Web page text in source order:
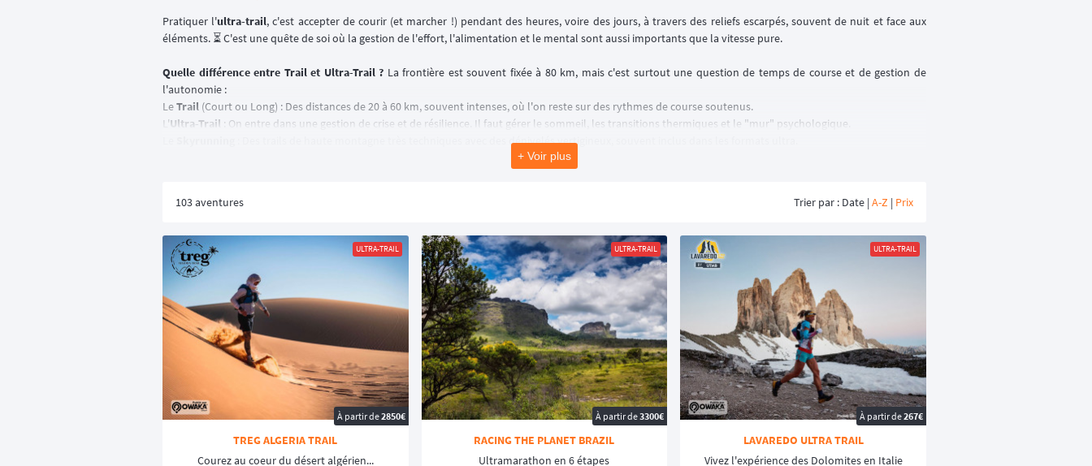
Pratiquer l'ultra-trail, c'est accepter de courir (et marcher !) pendant des heures, voire des jours, à travers des reliefs escarpés, souvent de nuit et face aux
éléments. ⏳ C'est une quête de soi où la gestion de l'effort, l'alimentation et le mental sont aussi importants que la vitesse pure.
Quelle différence entre Trail et Ultra-Trail ? La frontière est souvent fixée à 80 km, mais c'est surtout une question de temps de course et de gestion de
l'autonomie :
LeTrail (Court ou Long) : Des distances de 20 à 60 km, souvent intenses, où l'on reste sur des rythmes de course soutenus.
L'Ultra-Trail : On entre dans une gestion de crise et de résilience. Il faut gérer le sommeil, les transitions thermiques et le "mur" psychologique.
: Des trails de haute montagne très techniques avec des dénivelés vertigineux, souvent inclus dans les formats ultra.
🏔️Les Grands Sommets : Alpes, Pyrénées, Réunion
Retrouvez les épreuves qui font rêver tous les traileurs : des traversées de massifs mythiques, des courses à fort dénivelé positif (D+) et des sentiers
techniques qui offrent des panoramas à couper le souffle.
🏜️ Les Raids en étapes et Déserts
L'ultra-trail se décline aussi en format raid par étapes. Courir 250 km en 6 jours en autosuffisance alimentaire dans le désert est l'un des formats les plus prisés
par notre communauté d'aventuriers.
Ultra-Trail de 100 miles
C'est le format le plus emblématique, représentant
environ 160 kilomètres. En France, les amateurs d'ultra-trail peuvent s'attaquer à des défis comme leGRP
Grand Raid Des Pyrénées,l'UT4Ml'Ultra Tour des 4 Massifs, ou encorel'UTMJdans le Jura, un parcours de 175 km réputé pour sa difficulté.
Pourquoi préparer votre Ultra-Trail avec Owaka ?
L'inscription à un ultra est un investissement personnel majeur. Nous vous aidons à faire le bon choix :
+ Voir plus
Trier par : Date | A-Z | Prix
103 aventures
ULTRA-TRAIL
À partir de2850€
TREG ALGERIA TRAIL
Courez au coeur du désert algérien...
ULTRA-TRAIL
À partir de3300€
RACING THE PLANET BRAZIL
Ultramarathon en 6 étapes
ULTRA-TRAIL
À partir de267€
LAVAREDO ULTRA TRAIL
Vivez l'expérience des Dolomites en Italie